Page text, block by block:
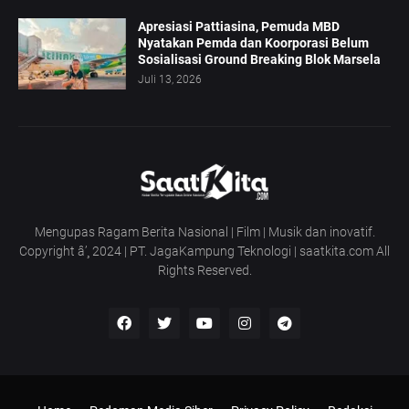
Apresiasi Pattiasina, Pemuda MBD
Nyatakan Pemda dan Koorporasi Belum
Sosialisasi Ground Breaking Blok Marsela
Juli 13, 2026
Mengupas Ragam Berita Nasional | Film | Musik dan inovatif.
Copyright â’¸ 2024 | PT. JagaKampung Teknologi | saatkita.com All
Rights Reserved.